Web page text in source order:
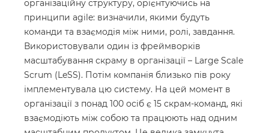
організаційну структуру, орієнтуючись на
принципи agile: визначили, якими будуть
команди та взаємодія між ними, ролі, завдання.
Використовували один із фреймворків
масштабування скраму в організації – Large Scale
Scrum (LeSS). Потім компанія близько пів року
імплементувала цю систему. На цей момент в
організації з понад 100 осіб є 15 скрам-команд, які
взаємодіють між собою та працюють над одним